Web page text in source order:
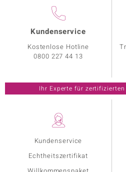
Kundenservice
Echtheitszertifikat
Kundenservice
Kostenlose Hotline
0800 227 44 13
Ihr Experte für